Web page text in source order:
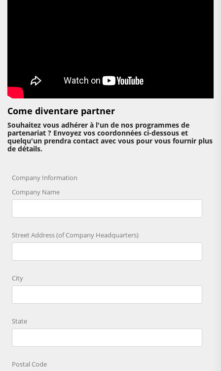
Come diventare partner
Souhaitez vous adhérer à l'un de nos programmes de
partenariat ? Envoyez vos coordonnées ci-dessous et
quelqu'un prendra contact avec vous pour vous fournir plus
de détails.
Company Information
Company Name
Street Address (of Company Headquarters)
City
State
Postal Code